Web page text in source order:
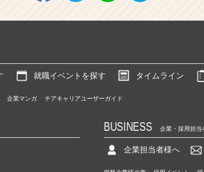
就職イベントを探す タイムライン
企業マンガ チアキャリアユーザーガイド
BUSINESS 企業・採用担当
企業担当者様へ